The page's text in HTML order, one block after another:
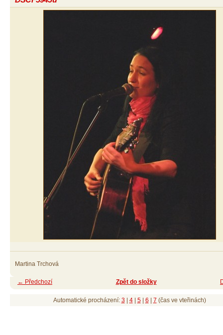
Martina Trchová
← Předchozí Zpět do složky
Automatické procházení: 3| 4| 5| 6 7 (čas ve vteřinách)